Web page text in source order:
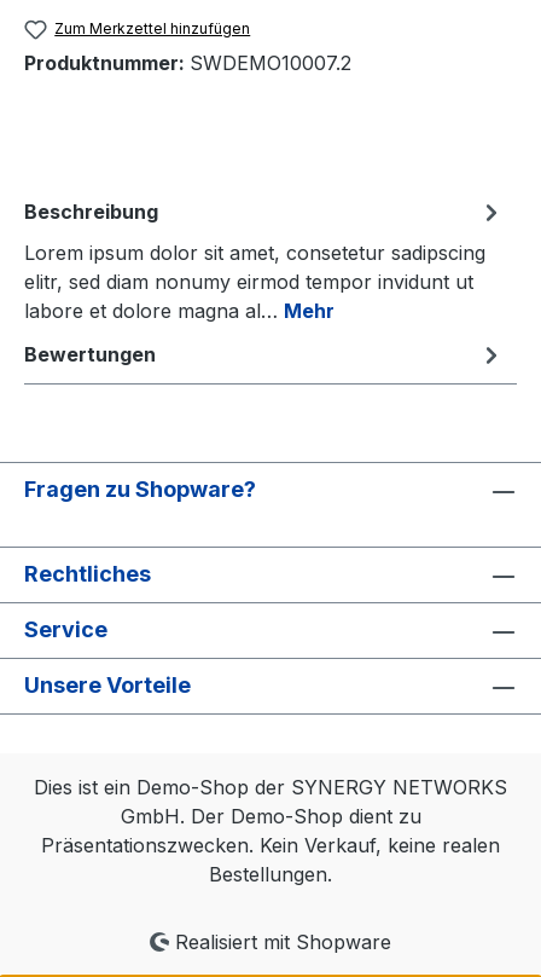
Zum Merkzettel hinzufügen
Produktnummer: SWDEMO10007.2
Beschreibung
Lorem ipsum dolor sit amet, consetetur sadipscing
elitr, sed diam nonumy eirmod tempor invidunt ut
labore et dolore magna al… Mehr
Bewertungen
Fragen zu Shopware?
Rechtliches
Service
Unsere Vorteile
Dies ist ein Demo-Shop der SYNERGY NETWORKS
GmbH. Der Demo-Shop dient zu
Präsentationszwecken. Kein Verkauf, keine realen
Bestellungen.
Realisiert mit Shopware